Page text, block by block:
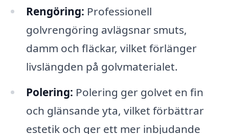
Rengöring: Professionell
golvrengöring avlägsnar smuts,
damm och fläckar, vilket förlänger
livslängden på golvmaterialet.
Polering: Polering ger golvet en fin
och glänsande yta, vilket förbättrar
estetik och ger ett mer inbjudande